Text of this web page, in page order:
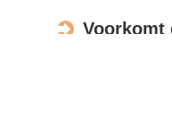
Voorkomt